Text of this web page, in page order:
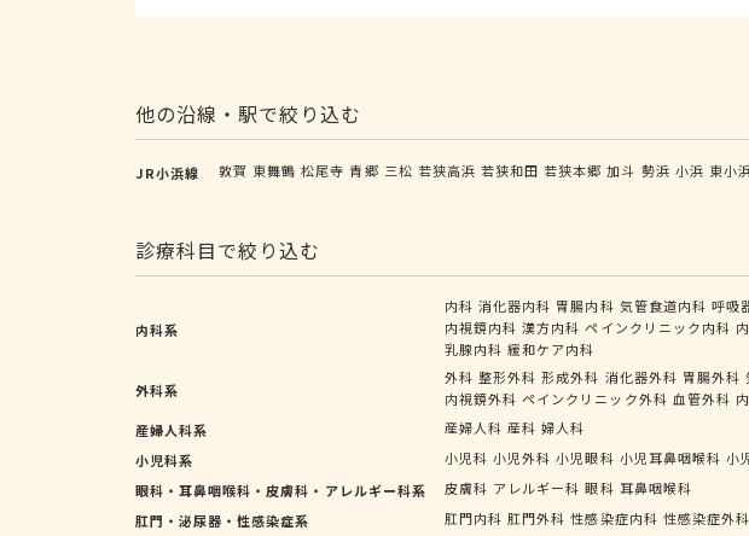
他の沿線・駅で絞り込む
JR小浜線 敦賀 東舞鶴 松尾寺 青郷 三松 若狭高浜 若狭和田 若狭本郷 加斗 勢浜 小浜 東小
診療科目で絞り込む
内科系
内科 消化器内科 胃腸内科 気管食道内科 呼吸
内視鏡内科 漢方内科 ペインクリニック内科
乳腺内科 緩和ケア内科
外科系
外科 整形外科 形成外科 消化器外科 胃腸外科
内視鏡外科 ペインクリニック外科 血管外科
産婦人科系
産婦人科 産科 婦人科
小児科系
小児科 小児外科 小児眼科 小児耳鼻咽喉科 小
眼科・耳鼻咽喉科・皮膚科・アレルギー科系
皮膚科 アレルギー科 眼科 耳鼻咽喉科
肛門・泌尿器・性感染症系
肛門内科 肛門外科 性感染症内科 性感染症外科